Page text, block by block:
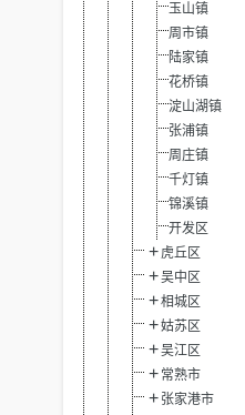
玉山镇
周市镇
陆家镇
花桥镇
淀山湖镇
张浦镇
周庄镇
千灯镇
锦溪镇
开发区
虎丘区
吴中区
相城区
姑苏区
吴江区
常熟市
张家港市